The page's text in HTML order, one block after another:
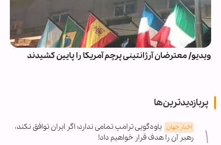
ویدیو/ معترضان آرژانتینی پرچم آمریکا را پایین کشیدند
پربازدیدترین‌ها
اخبار جهان یاوه‌گویی ترامپ تمامی ندارد؛ اگر ایران توافق نکند،
رهبر آن را هدف قرار خواهیم داد!